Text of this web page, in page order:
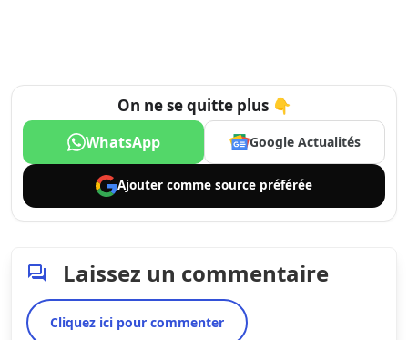
On ne se quitte plus 👇
WhatsApp Google Actualités
Ajouter comme source préférée
Laissez un commentaire
Cliquez ici pour commenter